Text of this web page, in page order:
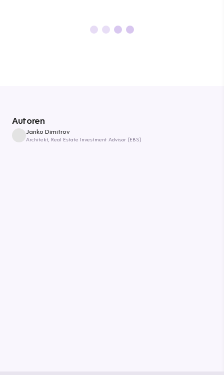
Autoren
Janko Dimitrov
Architekt, Real Estate Investment Advisor (EBS)